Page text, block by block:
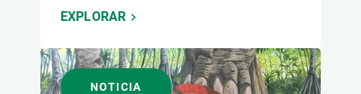
EXPLORAR
NOTICIA